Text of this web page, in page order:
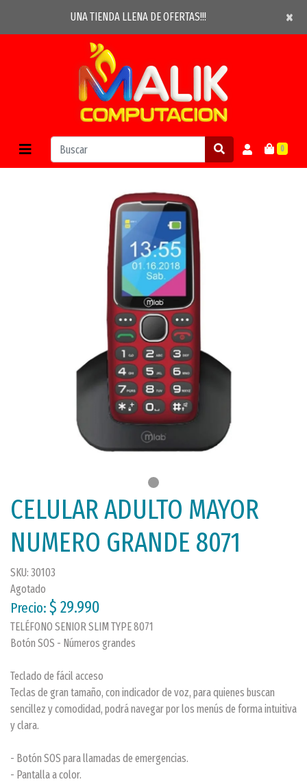
UNA TIENDA LLENA DE OFERTAS!!! ×
×
0
CELULAR ADULTO MAYOR
NUMERO GRANDE 8071
SKU: 30103
Agotado
Precio: $ 29.990
TELÉFONO SENIOR SLIM TYPE 8071
Botón SOS - Números grandes
Teclado de fácil acceso
Teclas de gran tamaño, con indicador de voz, para quienes buscan
sencillez y comodidad, podrá navegar por los menús de forma intuitiva
y clara.
- Botón SOS para llamadas de emergencias.
- Pantalla a color.